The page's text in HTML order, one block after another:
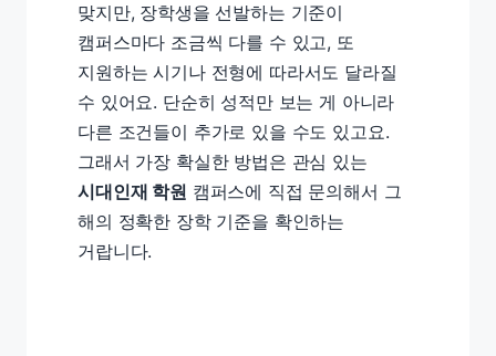
맞지만, 장학생을 선발하는 기준이
캠퍼스마다 조금씩 다를 수 있고, 또
지원하는 시기나 전형에 따라서도 달라질
수 있어요. 단순히 성적만 보는 게 아니라
다른 조건들이 추가로 있을 수도 있고요.
그래서 가장 확실한 방법은 관심 있는
시대인재 학원 캠퍼스에 직접 문의해서 그
해의 정확한 장학 기준을 확인하는
거랍니다.